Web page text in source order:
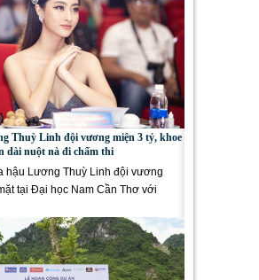
Thuỳ Linh đội vương miện 3 tỷ, khoe
dài nuột nà đi chấm thi
hậu Lương Thuỳ Linh đội vương
tại Đại học Nam Cần Thơ với